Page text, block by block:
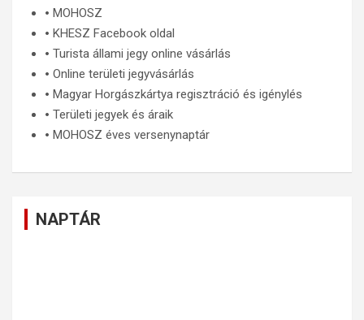
🞄 MOHOSZ
🞄 KHESZ Facebook oldal
🞄 Turista állami jegy online vásárlás
🞄 Online területi jegyvásárlás
🞄 Magyar Horgászkártya regisztráció és igénylés
🞄 Területi jegyek és áraik
🞄 MOHOSZ éves versenynaptár
NAPTÁR